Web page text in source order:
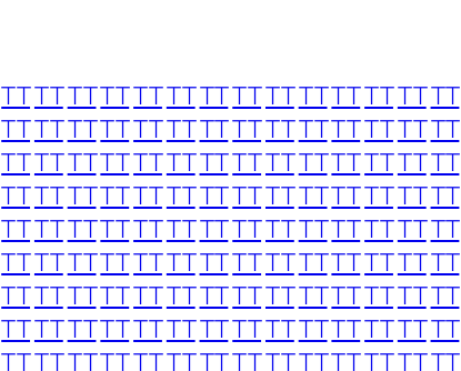
TTTTTTTTTTTTTTTTTTTTTTTTTTTT
TTTTTTTTTTTTTTTTTTTTTTTTTTTT
TTTTTTTTTTTTTTTTTTTTTTTTTTTT
TTTTTTTTTTTTTTTTTTTTTTTTTTTT
TTTTTTTTTTTTTTTTTTTTTTTTTTTT
TTTTTTTTTTTTTTTTTTTTTTTTTTTT
TTTTTTTTTTTTTTTTTTTTTTTTTTTT
TTTTTTTTTTTTTTTTTTTTTTTTTTTT
TTTTTTTTTTTTTTTTTTTTTTTTTTTT